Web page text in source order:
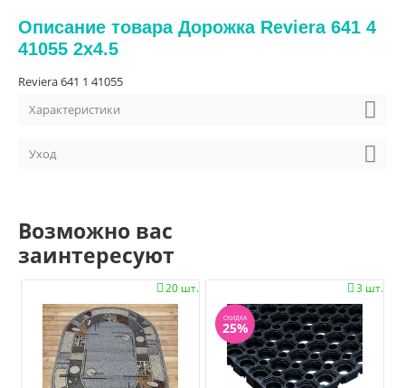
Описание товара Дорожка Reviera 641 4
41055 2x4.5
Reviera 641 1 41055
Характеристики
Уход
Возможно вас
заинтересуют
20 шт.
 3 шт.

СКИДКА
25%